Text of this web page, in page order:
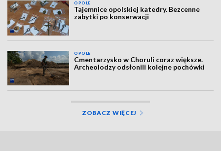
OPOLE
Tajemnice opolskiej katedry. Bezcenne
zabytki po konserwacji
OPOLE
Cmentarzysko w Choruli coraz większe.
Archeolodzy odsłonili kolejne pochówki
ZOBACZ WIĘCEJ